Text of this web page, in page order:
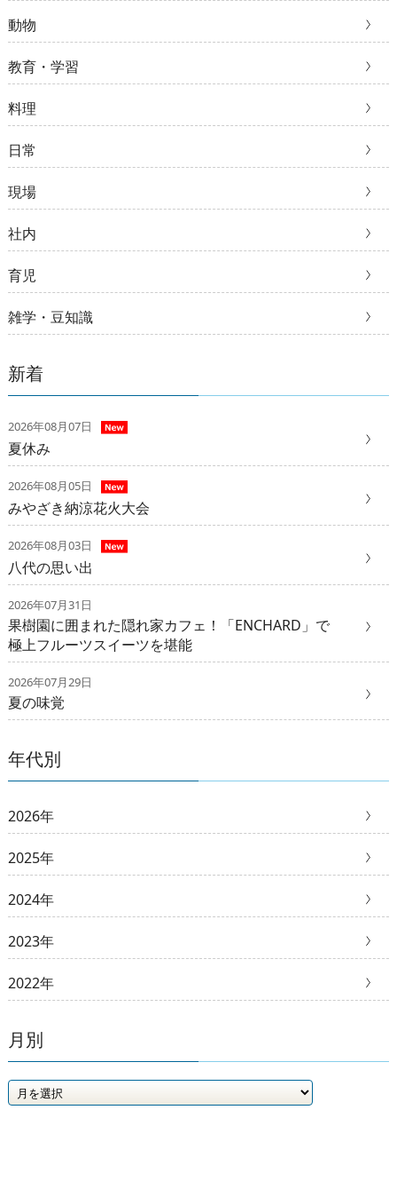
動物
教育・学習
料理
日常
現場
社内
育児
雑学・豆知識
新着
2026年08月07日
夏休み
2026年08月05日
みやざき納涼花火大会
2026年08月03日
八代の思い出
2026年07月31日
果樹園に囲まれた隠れ家カフェ！「ENCHARD」で
極上フルーツスイーツを堪能
2026年07月29日
夏の味覚
年代別
2026年
2025年
2024年
2023年
2022年
月別